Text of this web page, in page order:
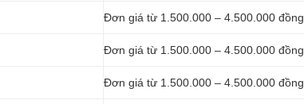
Đơn giá từ 1.500.000 – 4.500.000 đồng
Đơn giá từ 1.500.000 – 4.500.000 đồng
Đơn giá từ 1.500.000 – 4.500.000 đồng